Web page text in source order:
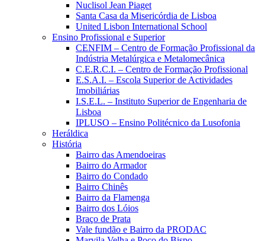
Nuclisol Jean Piaget
Santa Casa da Misericórdia de Lisboa
United Lisbon International School
Ensino Profissional e Superior
CENFIM – Centro de Formação Profissional da
Indústria Metalúrgica e Metalomecânica
C.E.R.C.I. – Centro de Formação Profissional
E.S.A.I. – Escola Superior de Actividades
Imobiliárias
I.S.E.L. – Instituto Superior de Engenharia de
Lisboa
IPLUSO – Ensino Politécnico da Lusofonia
Heráldica
História
Bairro das Amendoeiras
Bairro do Armador
Bairro do Condado
Bairro Chinês
Bairro da Flamenga
Bairro dos Lóios
Braço de Prata
Vale fundão e Bairro da PRODAC